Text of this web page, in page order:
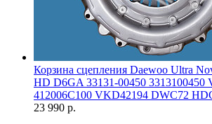
Корзина сцепления Daewoo Ultra
HD D6GA 33131-00450 3313100450
412006C100 VKD42194 DWC72
23 990 р.